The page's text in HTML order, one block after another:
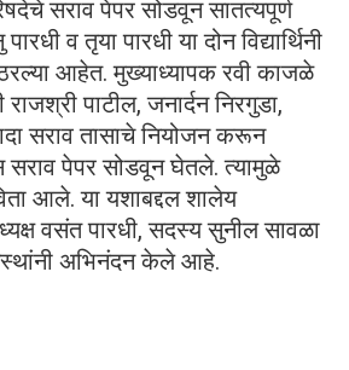
सराव पेपर सोडवून सातत्यपूर्ण
व तृया पारधी या दोन विद्यार्थिनी
ठरल्या आहेत. मुख्याध्यापक रवी काजळे
राजश्री पाटील, जनार्दन निरगुडा,
सराव तासाचे नियोजन करून
सराव पेपर सोडवून घेतले. त्यामुळे
आले. या यशाबद्दल शालेय
वसंत पारधी, सदस्य सुनील सावळा
अभिनंदन केले आहे.